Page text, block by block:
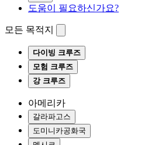
도움이 필요하신가요?
모든 목적지
다이빙 크루즈
모험 크루즈
강 크루즈
아메리카
갈라파고스
도미니카공화국